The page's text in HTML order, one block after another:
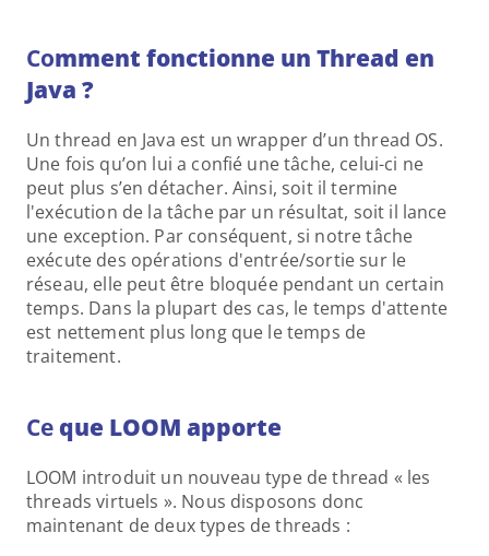
Comment fonctionne un Thread en
Java ?
Un thread en Java est un wrapper d’un thread OS.
Une fois qu’on lui a confié une tâche, celui-ci ne
peut plus s’en détacher. Ainsi, soit il termine
l'exécution de la tâche par un résultat, soit il lance
une exception. Par conséquent, si notre tâche
exécute des opérations d'entrée/sortie sur le
réseau, elle peut être bloquée pendant un certain
temps. Dans la plupart des cas, le temps d'attente
est nettement plus long que le temps de
traitement.
Ce que LOOM apporte
LOOM introduit un nouveau type de thread « les
threads virtuels ». Nous disposons donc
maintenant de deux types de threads :